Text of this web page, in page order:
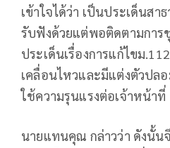
เข้าใจได้ว่า เป็น​ประเด็นสา
รับฟังด้วย​แต่พอติดตามการ
ประเด็น​เรื่องการแก้ไขม
เคลื่อนไหวและมีแต่งตัวปล
ใช้ความรุนแรง​ต่อเจ้าหน้าที่​
นายแทน​คุณ​ กล่าวว่า ดังนั้น